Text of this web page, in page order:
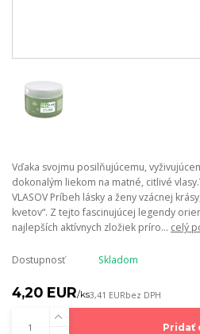
Vďaka svojmu posilňujúcemu,
dokonalým liekom na matné, citlivé
VLASOV Príbeh lásky a ženy vzácnej
kvetov“. Z tejto fascinujúcej legendy
najlepších aktívnych zložiek príro... celý
Dostupnosť Skladom
4,20 EUR/ks3,41 EURbez DPH
Pridať